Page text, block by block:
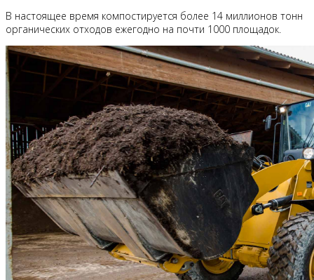
В настоящее время компостируется более 14 миллионов тонн
органических отходов ежегодно на почти 1000 площадок.